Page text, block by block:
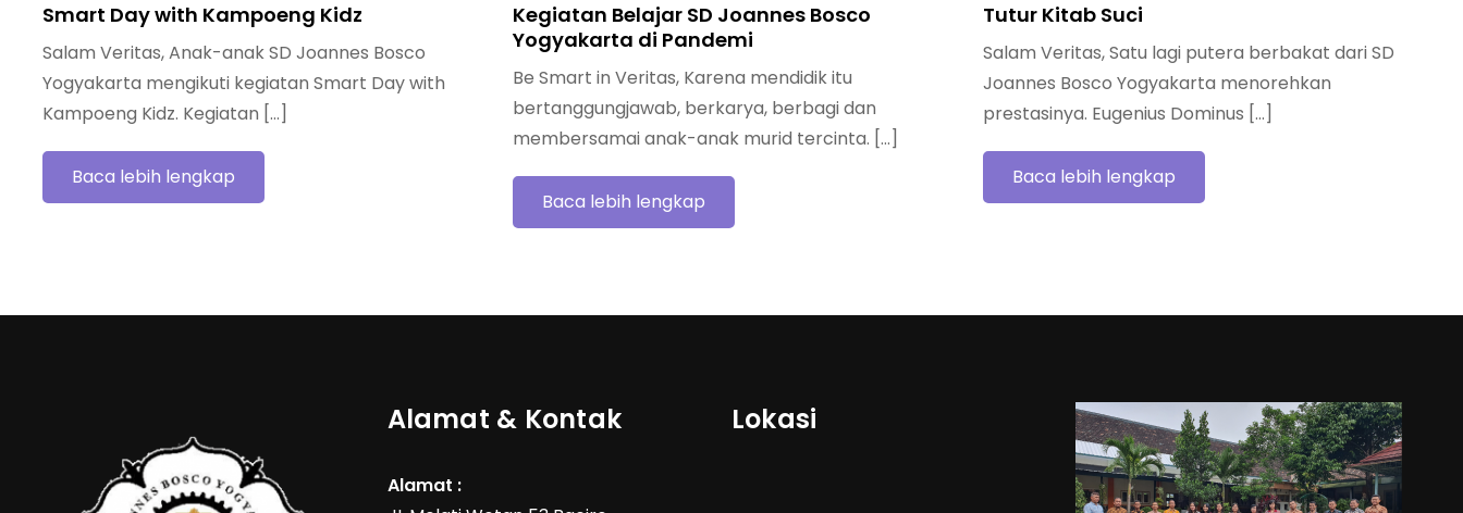
Smart Day with Kampoeng Kidz
Salam Veritas, Anak-anak SD Joannes Bosco
Yogyakarta mengikuti kegiatan Smart Day with
Kampoeng Kidz. Kegiatan […]
Baca lebih lengkap
Kegiatan Belajar SD Joannes Bosco
Yogyakarta di Pandemi
Be Smart in Veritas, Karena mendidik itu
bertanggungjawab, berkarya, berbagi dan
membersamai anak-anak murid tercinta. […]
Baca lebih lengkap
Tutur Kitab Suci
Salam Veritas, Satu lagi putera berbakat dari SD
Joannes Bosco Yogyakarta menorehkan
prestasinya. Eugenius Dominus […]
Baca lebih lengkap
Alamat & Kontak
Alamat :
Lokasi